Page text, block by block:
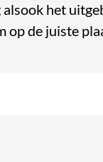
het
op de juiste